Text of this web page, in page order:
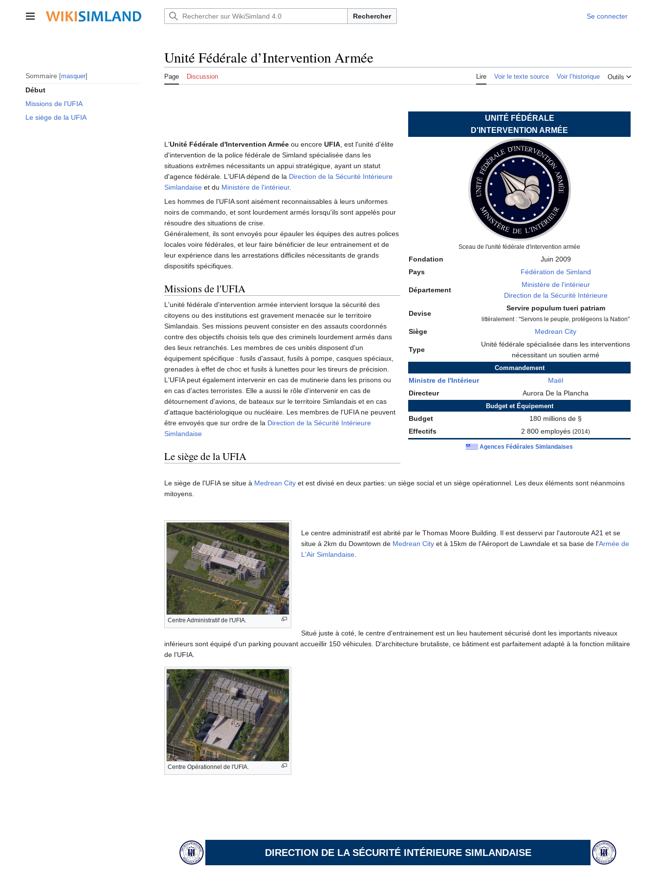
contenu Menu principal Rechercher Se connecter
Sommaire masquer
Début
Missions de l'UFIA
Le siège de la UFIA
Unité Fédérale d’Intervention Armée
Page Discussion Lire Voir le texte source Voir l’historique Outils
UNITÉ FÉDÉRALE
D'INTERVENTION ARMÉE
Sceau de l'unité fédérale d'intervention armée
Fondation
Juin 2009
Pays
Fédération de Simland
Département
Ministère de l'intérieur
Direction de la Sécurité Intérieure
Devise
Servire populum tueri patriam
littéralement : "Servons le peuple, protégeons la Nation"
Siège Medrean City
Type
Unité fédérale spécialisée dans les interventions
nécessitant un soutien armé
Commandement
Ministre de l'Intérieur
Maël
Directeur
Aurora De la Plancha
Budget et Équipement
Budget
180 millions de §
Effectifs
2 800 employés (2014)
Agences Fédérales Simlandaises
L'Unité Fédérale d'Intervention Armée ou encore UFIA , est l'unité d'élite
d'intervention de la police fédérale de Simland spécialisée dans les
situations extrêmes nécessitants un appui stratégique, ayant un statut
d'agence fédérale. L'UFIA dépend de la Direction de la Sécurité Intérieure
Simlandaise et du Ministère de l'intérieur.
Les hommes de l'UFIA sont aisément reconnaissables à leurs uniformes
noirs de commando, et sont lourdement armés lorsqu'ils sont appelés pour
résoudre des situations de crise.
Généralement, ils sont envoyés pour épauler les équipes des autres polices
locales voire fédérales, et leur faire bénéficier de leur entrainement et de
leur expérience dans les arrestations difficiles nécessitants de grands
dispositifs spécifiques.
Missions de l'UFIA
L'unité fédérale d'intervention armée intervient lorsque la sécurité des
citoyens ou des institutions est gravement menacée sur le territoire
Simlandais. Ses missions peuvent consister en des assauts coordonnés
contre des objectifs choisis tels que des criminels lourdement armés dans
des lieux retranchés. Les membres de ces unités disposent d'un
équipement spécifique : fusils d'assaut, fusils à pompe, casques spéciaux,
grenades à effet de choc et fusils à lunettes pour les tireurs de précision.
L'UFIA peut également intervenir en cas de mutinerie dans les prisons ou
en cas d'actes terroristes. Elle a aussi le rôle d'intervenir en cas de
détournement d'avions, de bateaux sur le territoire Simlandais et en cas
d'attaque bactériologique ou nucléaire. Les membres de l'UFIA ne peuvent
être envoyés que sur ordre de la Direction de la Sécurité Intérieure
Simlandaise
Le siège de la UFIA
Le siège de l'UFIA se situe à Medrean City et est divisé en deux parties: un siège social et un siège opérationnel. Les deux éléments sont néanmoins
mitoyens.
Centre Administratif de l'UFIA.
Le centre administratif est abrité par le Thomas Moore Building. Il est desservi par l'autoroute A21 et se
situe à 2km du Downtown de Medrean Cityet à 15km de l'Aéroport de Lawndale et sa base de l'Armée de
L'Air Simlandaise.
Situé juste à coté, le centre d'entrainement est un lieu hautement sécurisé dont les importants niveaux
inférieurs sont équipé d'un parking pouvant accueillir 150 véhicules. D'architecture brutaliste, ce bâtiment est parfaitement adapté à la fonction militaire
de l'UFIA.
Centre Opérationnel de l'UFIA.
DIRECTION DE LA SÉCURITÉ INTÉRIEURE SIMLANDAISE